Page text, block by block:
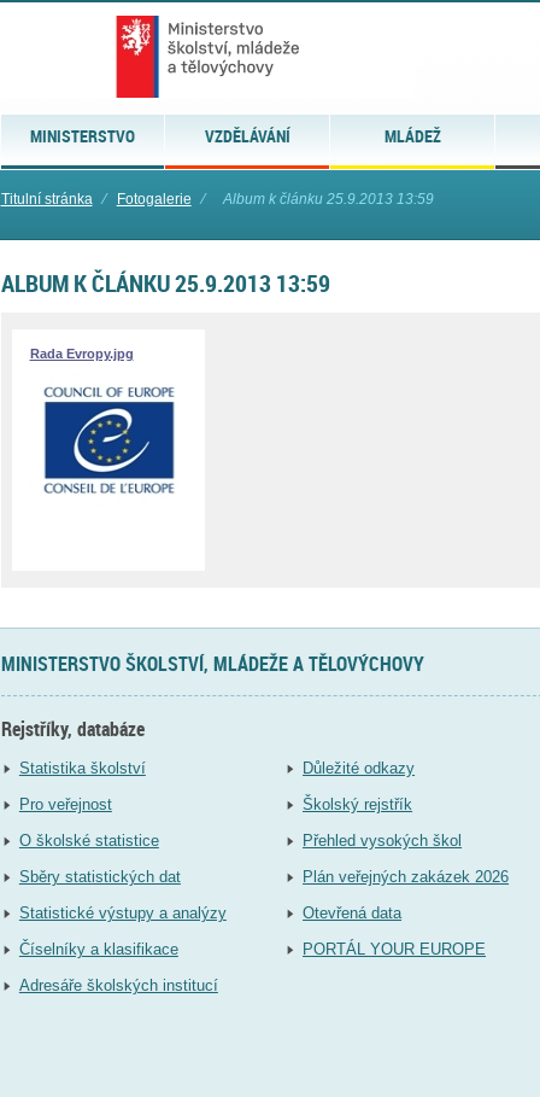
MINISTERSTVO VZDĚLÁVÁNÍ MLÁDEŽ
Titulní stránka ⁄ Fotogalerie ⁄ Album k článku 25.9.2013 13:59
ALBUM K ČLÁNKU 25.9.2013 13:59
Rada Evropy.jpg
MINISTERSTVO ŠKOLSTVÍ, MLÁDEŽE A TĚLOVÝCHOVY
Rejstříky, databáze
Statistika školství
Pro veřejnost
O školské statistice
Sběry statistických dat
Statistické výstupy a analýzy
Číselníky a klasifikace
Adresáře školských institucí
Důležité odkazy
Školský rejstřík
Přehled vysokých škol
Plán veřejných zakázek 2026
Otevřená data
PORTÁL YOUR EUROPE